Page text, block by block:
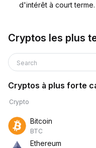
d'intérêt à court terme.
Cryptos les plus
Search
Cryptos à plus forte
Crypto
Bitcoin
BTC
Ethereum